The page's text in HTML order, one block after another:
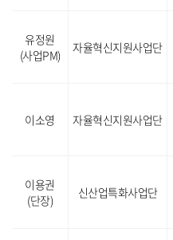
유정원
(사업PM)
자율혁신지원사업단
이소영 자율혁신지원사업단
이용권
(단장)
신산업특화사업단